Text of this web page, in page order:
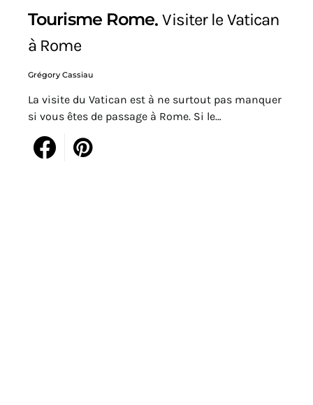
Tourisme Rome Visiter le Vatican
à Rome
Grégory Cassiau
La visite du Vatican est à ne surtout pas manquer
si vous êtes de passage à Rome. Si le…